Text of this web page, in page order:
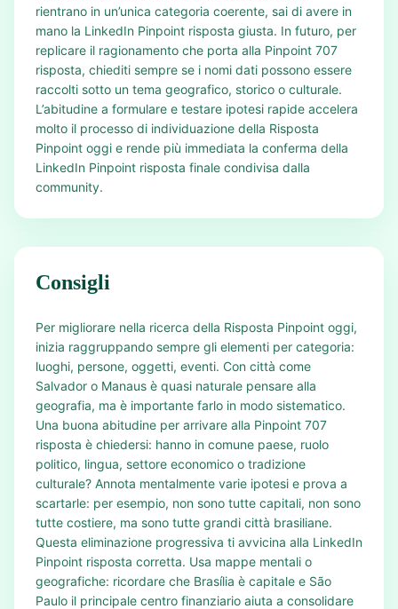
rientrano in un’unica categoria coerente, sai di avere in
mano la LinkedIn Pinpoint risposta giusta. In futuro, per
replicare il ragionamento che porta alla Pinpoint 707
risposta, chiediti sempre se i nomi dati possono essere
raccolti sotto un tema geografico, storico o culturale.
L’abitudine a formulare e testare ipotesi rapide accelera
molto il processo di individuazione della Risposta
Pinpoint oggi e rende più immediata la conferma della
LinkedIn Pinpoint risposta finale condivisa dalla
community.
Consigli
Per migliorare nella ricerca della Risposta Pinpoint oggi,
inizia raggruppando sempre gli elementi per categoria:
luoghi, persone, oggetti, eventi. Con città come
Salvador o Manaus è quasi naturale pensare alla
geografia, ma è importante farlo in modo sistematico.
Una buona abitudine per arrivare alla Pinpoint 707
risposta è chiedersi: hanno in comune paese, ruolo
politico, lingua, settore economico o tradizione
culturale? Annota mentalmente varie ipotesi e prova a
scartarle: per esempio, non sono tutte capitali, non sono
tutte costiere, ma sono tutte grandi città brasiliane.
Questa eliminazione progressiva ti avvicina alla LinkedIn
Pinpoint risposta corretta. Usa mappe mentali o
geografiche: ricordare che Brasília è capitale e São
Paulo il principale centro finanziario aiuta a consolidare